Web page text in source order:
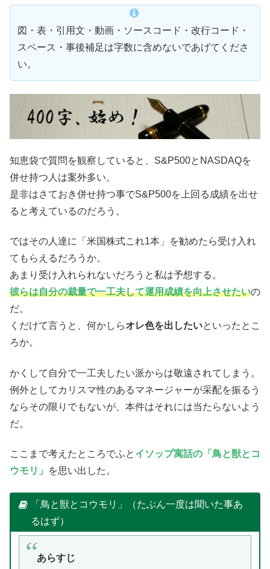
図・表・引用文・動画・ソースコード・改行コード・
スペース・事後補足は字数に含めないであげてくださ
い。
知恵袋で質問を観察していると、S&P500とNASDAQを
併せ持つ人は案外多い。
是非はさておき併せ持つ事でS&P500を上回る成績を出せ
ると考えているのだろう。
ではその人達に「米国株式これ1本」を勧めたら受け入れ
てもらえるだろうか。
あまり受け入れられないだろうと私は予想する。
彼らは自分の裁量で一工夫して運用成績を向上させたいの
だ。
くだけて言うと、何かしらオレ色を出したいといったとこ
ろか。
かくして自分で一工夫したい派からは敬遠されてしまう。
例外としてカリスマ性のあるマネージャーが采配を振るう
ならその限りでもないが、本件はそれには当たらないよう
だ。
ここまで考えたところでふと イソップ寓話の「鳥と獣とコ
ウモリ」
を思い出した。
「鳥と獣とコウモリ」（たぶん一度は聞いた事あ
るはず）
あらすじ